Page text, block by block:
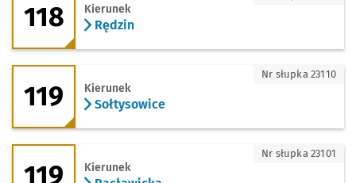
118 Kierunek
Rędzin
119 - kierunek Sołtysowice
119 Kierunek
Sołtysowice
Nr słupka 23110
119 - kierunek Racławicka
119 Kierunek
Nr słupka 23101